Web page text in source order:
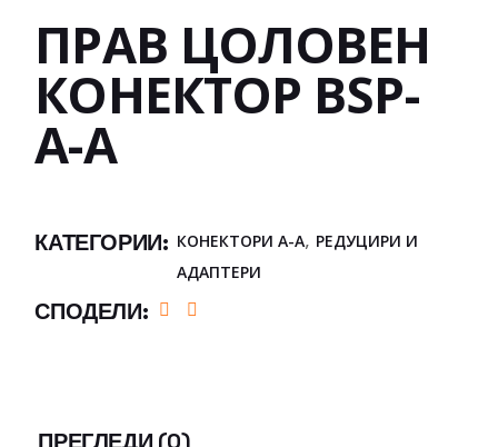
ПРАВ ЦОЛОВЕН
КОНЕКТОР BSP-
A-A
КАТЕГОРИИ: КОНЕКТОРИ А-А, РЕДУЦИРИ И
АДАПТЕРИ
СПОДЕЛИ: